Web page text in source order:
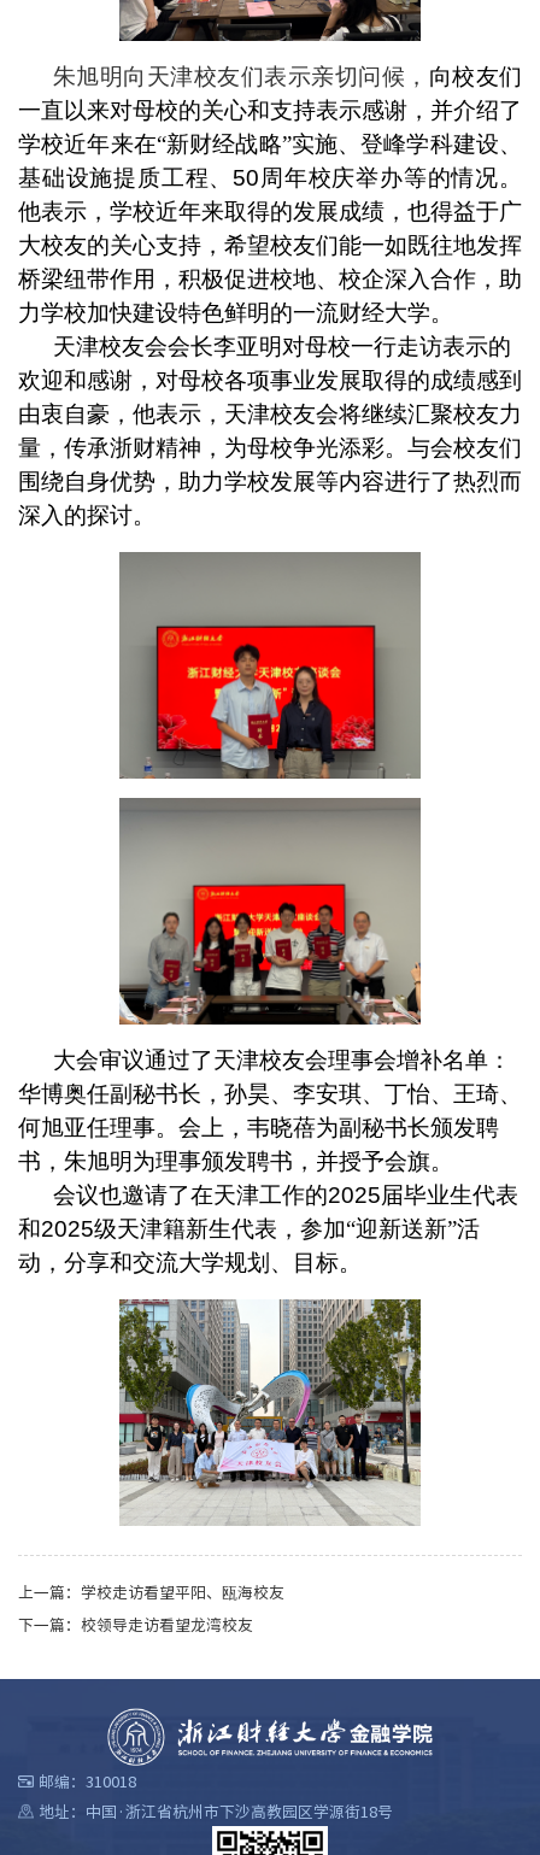
朱旭明向天津校友们表示亲切问候， 向校友们
一直以来对母校的关心和支持表示感谢 ，并介绍了
学校近年来在“新财经战略”实施、登峰学科建设、
基础设施提质工程、 50周年校庆举办等的情况。
他表示，学校近年来取得的发展成绩，也得益于广
大校友的关心支持，希望校友们能一如既往地发挥
桥梁纽带作用，积极促进校地、校企深入合作，助
力学校加快建设特色鲜明的一流财经大学。
天津校友会会长李亚明对母校一行走访表示的
欢迎和感谢，对母校各项事业发展取得的成绩感到
由衷自豪， 他表示， 天津校友会将继续汇聚校友力
量，传承浙财精神，为母校争光添彩。 与会校友们
围绕自身优势，助力学校发展等内容进行了热烈而
深入的探讨。
大会审议通过了天津校友会理事会增补名单：
华博奥任副秘书长，孙昊、李安琪、丁怡、王琦、
何旭亚任理事。 会上， 韦晓蓓为副秘书长颁发聘
书， 朱旭明为理事颁发聘书， 并授予会旗。
会议也邀请了在天津工作的2025届毕业生代表
和2025级天津籍新生代表，参加“迎新送新”活
动，分享和交流大学规划、目标。
上一篇： 学校走访看望平阳、瓯海校友
下一篇： 校领导走访看望龙湾校友
邮编：310018
地址：中国·浙江省杭州市下沙高教园区学源街18号